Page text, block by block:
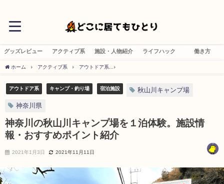
グッズレビュー アクティブ系 施設・人物紹介 ライフハック 働き方
ホーム アクティブ系 アウトドア系
アウトドア系 キャンプ・釣り場 宿泊施設 秋山川キャンプ場
神奈川県
神奈川の秋山川キャンプ場を１泊体験。施設情
報・おすすめポイント紹介
2021年1月3日 2021年11月11日